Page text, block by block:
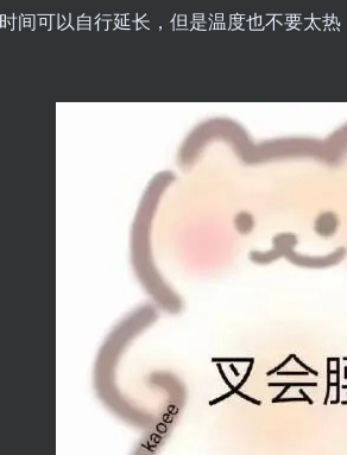
间可以自行延长，但是温度也不要太